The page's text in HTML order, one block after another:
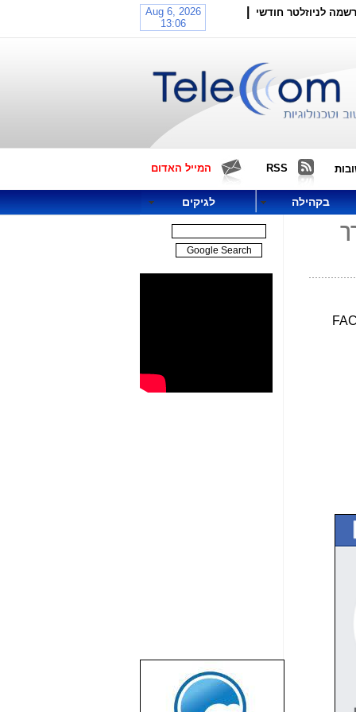
לניוזלטר חודשי
RSS המייל האדום
בקהילה לגיקים
שבוע טוב לכל
הגולשים באשר
הם!!!